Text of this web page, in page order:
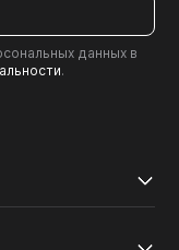
данных в
.